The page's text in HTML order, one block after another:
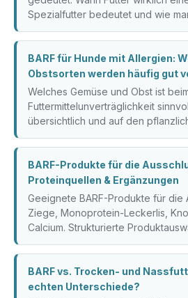
Spezialfutter bedeutet und wie
BARF für Hunde mit Allergien:
Obstsorten werden häufig gut
Welches Gemüse und Obst ist
Futtermittelunverträglichkeit
übersichtlich und auf den
BARF-Produkte für die
Proteinquellen & Ergänzungen
Geeignete BARF-Produkte für die
Ziege, Monoprotein-Leckerlis,
Calcium. Strukturierte
BARF vs. Trocken- und
echten Unterschiede?